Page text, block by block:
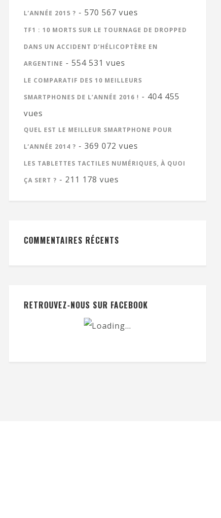
L’ANNÉE 2015 ? - 570 567 vues
TF1 : 10 MORTS SUR LE TOURNAGE DE DROPPED
DANS UN ACCIDENT D’HÉLICOPTÈRE EN
ARGENTINE - 554 531 vues
LE COMPARATIF DES 10 MEILLEURS
SMARTPHONES DE L’ANNÉE 2016 ! - 404 455
vues
QUEL EST LE MEILLEUR SMARTPHONE POUR
L’ANNÉE 2014 ? - 369 072 vues
LES TABLETTES TACTILES NUMÉRIQUES, À QUOI
ÇA SERT ? - 211 178 vues
COMMENTAIRES RÉCENTS
RETROUVEZ-NOUS SUR FACEBOOK